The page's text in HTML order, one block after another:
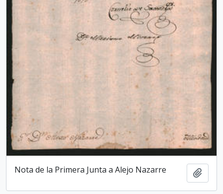
Nota de la Primera Junta a Alejo Nazarre